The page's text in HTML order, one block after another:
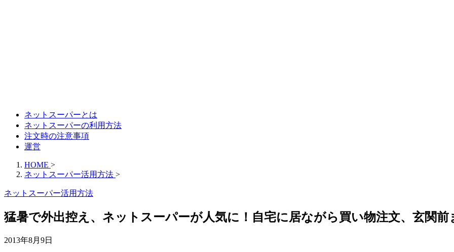
ネットスーパーとは
ネットスーパーの利用方法
注文時の注意事項
運営
HOME >
ネットスーパー活用方法 >
ネットスーパー活用方法
猛暑で外出控え、ネットスーパーが人気に！自宅に居ながら買い物注文、玄関前
2013年8月9日